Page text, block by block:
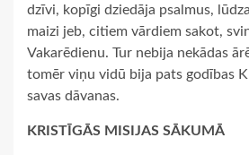
dzīvi, kopīgi dziedāja psalmus,
maizi jeb, citiem vārdiem sakot,
Vakarēdienu. Tur nebija nekādas
tomēr viņu vidū bija pats godības
savas dāvanas.
KRISTĪGĀS MISIJAS SĀKUMĀ